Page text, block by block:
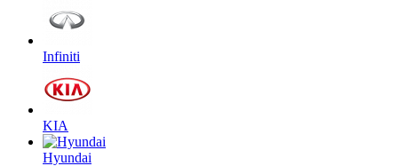
Infiniti
KIA
Hyundai